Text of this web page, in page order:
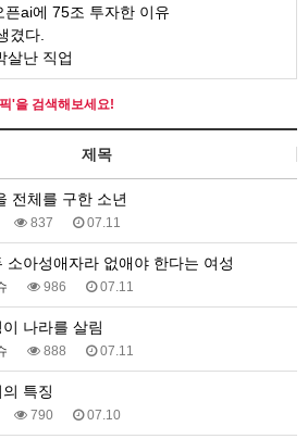
픈ai에 75조 투자한 이유
겼다.
살난 직업
'을 검색해보세요!
제목
전체를 구한 소년
837 07.11
소아성애자라 없애야 한다는 여성
986 07.11
나라를 살림
888 07.11
특징
790 07.10